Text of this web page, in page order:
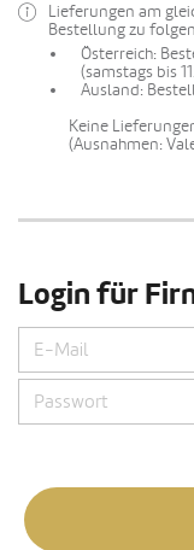
Lieferungen am
Bestellung zu
Österreich:
(samstags bis
Ausland:
Keine
(Ausnahmen:
Login für